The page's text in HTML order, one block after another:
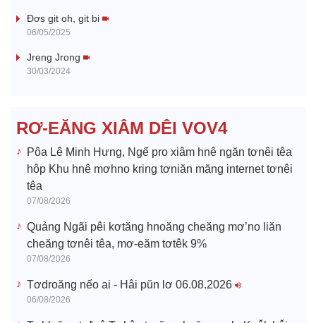
e
o
Đơs git oh, git bi
06/05/2025
Jreng Jrong
30/03/2024
RƠ-EĂNG XIÂM DÊI VOV4
Pôa Lê Minh Hưng, Ngế pro xiâm hnê ngăn tơnêi têa
hôp Khu hnê mơhno kring tơniăn măng internet tơnêi
têa
07/08/2026
Quảng Ngãi pêi kơtăng hnoăng cheăng mơ’no liăn
cheăng tơnêi têa, mơ-eăm tơtêk 9%
07/08/2026
Tơdroăng nếo ai - Hâi pŭn lơ 06.08.2026
06/08/2026